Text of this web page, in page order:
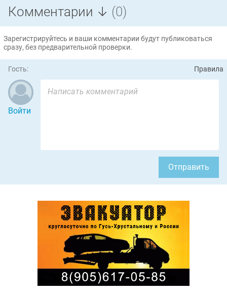
Комментарии ↓ (0)
Зарегистрируйтесь и ваши комментарии будут публиковаться
сразу, без предварительной проверки.
Гость: Правила
Войти
Отправить